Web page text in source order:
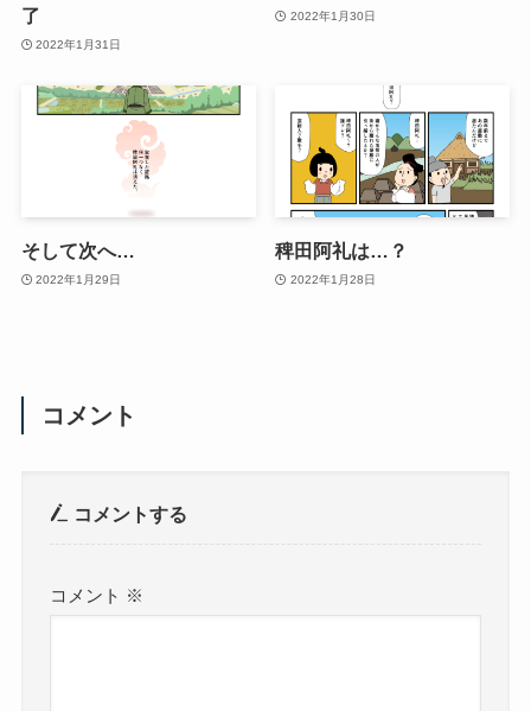
了
2022年1月31日
2022年1月30日
そして次へ…
2022年1月29日
稗田阿礼は…？
2022年1月28日
コメント
コメントする
コメント ※